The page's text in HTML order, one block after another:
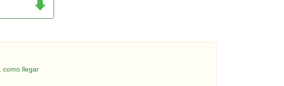
como llegar